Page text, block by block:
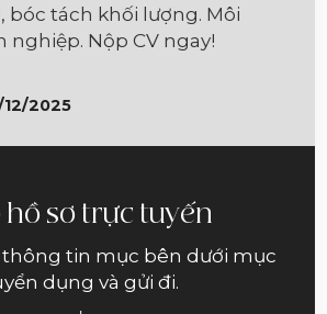
bóc tách khối lượng. Môi
Nộp CV ngay!
12/2025
hồ sơ trực tuyến
tin mục bên dưới mục
dụng và gửi đi.